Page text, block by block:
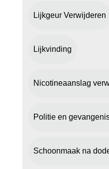
Lijkgeur Verwijderen
Lijkvinding
Nicotineaanslag
Politie en
Schoonmaak na